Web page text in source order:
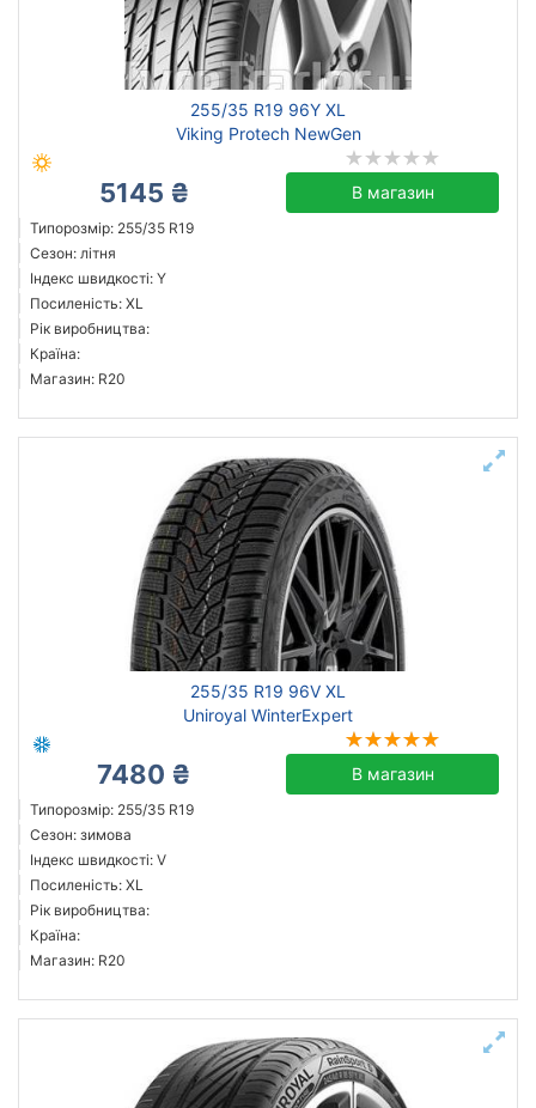
255/35 R19 96Y XL
Viking Protech NewGen
5145 ₴ В магазин
Типорозмір: 255/35 R19
Сезон: літня
Індекс швидкості: Y
Посиленість: XL
Рік виробництва:
Країна:
Магазин: R20
255/35 R19 96V XL
Uniroyal WinterExpert
7480 ₴ В магазин
Типорозмір: 255/35 R19
Сезон: зимова
Індекс швидкості: V
Посиленість: XL
Рік виробництва:
Країна:
Магазин: R20